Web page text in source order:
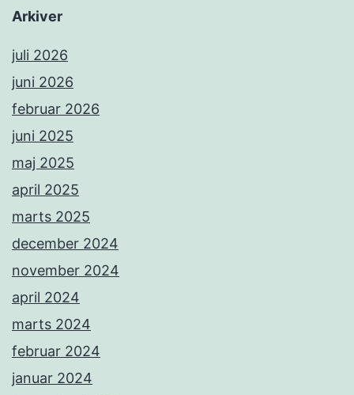
Arkiver
juli 2026
juni 2026
februar 2026
juni 2025
maj 2025
april 2025
marts 2025
december 2024
november 2024
april 2024
marts 2024
februar 2024
januar 2024